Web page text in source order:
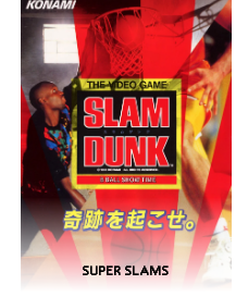
SUPER SLAMS